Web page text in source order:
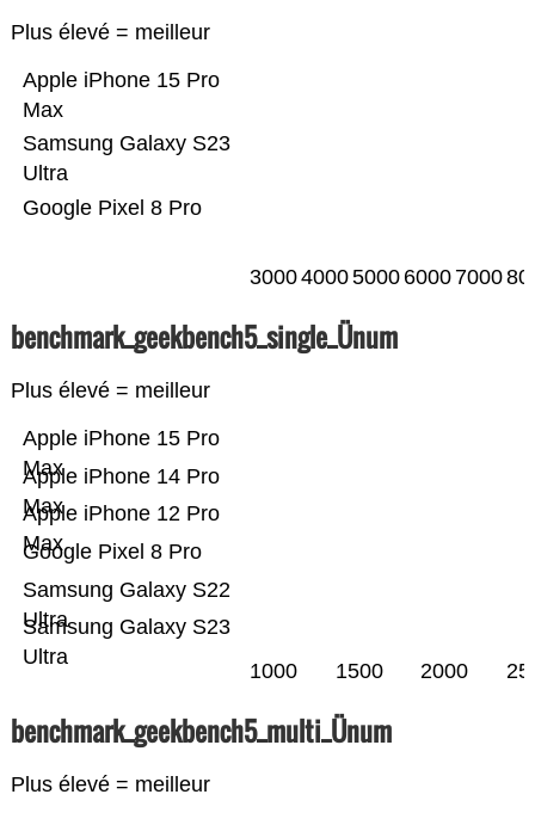
Plus élevé = meilleur
Google Pixel 8 Pro
Samsung Galaxy S23
Ultra
Apple iPhone 15 Pro
Max
300040005000 6000 7000
benchmark_geekbench5_single_Ünum
Plus élevé = meilleur
Samsung Galaxy S23
Ultra
Samsung Galaxy S22
Ultra
Google Pixel 8 Pro
Apple iPhone 12 Pro
Max
Apple iPhone 14 Pro
Max
Apple iPhone 15 Pro
Max
1000 1500 2000
benchmark_geekbench5_multi_Ünum
Plus élevé = meilleur